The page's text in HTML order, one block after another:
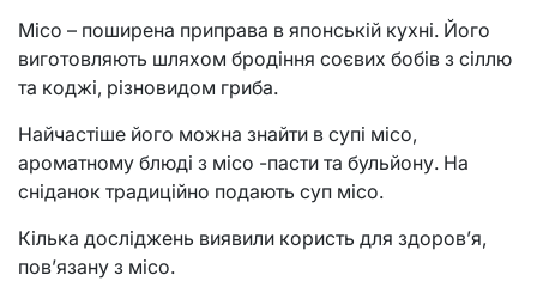
Місо – поширена приправа в японській кухні. Його
виготовляють шляхом бродіння соєвих бобів з сіллю
та коджі, різновидом гриба.
Найчастіше його можна знайти в супі місо,
ароматному блюді з місо -пасти та бульйону. На
сніданок традиційно подають суп місо.
Кілька досліджень виявили користь для здоров’я,
пов’язану з місо.